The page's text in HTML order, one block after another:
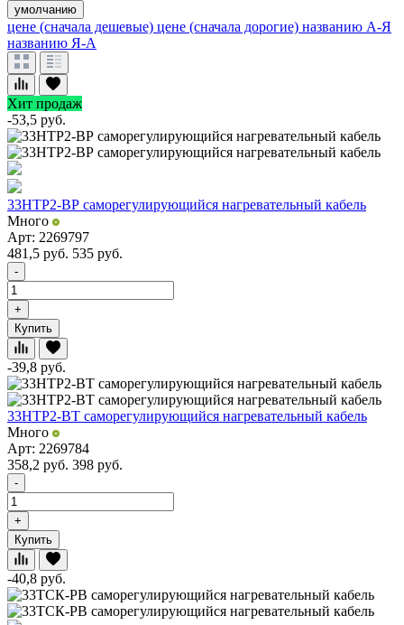
умолчанию
цене (сначала дешевые) цене (сначала дорогие) названию А-Я
названию Я-А
Хит продаж
-53,5 руб.
33НТР2-ВР саморегулирующийся нагревательный кабель
Много
Арт: 2269797
481,5 руб. 535 руб.
-
+
Купить
-39,8 руб.
33НТР2-ВТ саморегулирующийся нагревательный кабель
Много
Арт: 2269784
358,2 руб. 398 руб.
-
+
Купить
-40,8 руб.